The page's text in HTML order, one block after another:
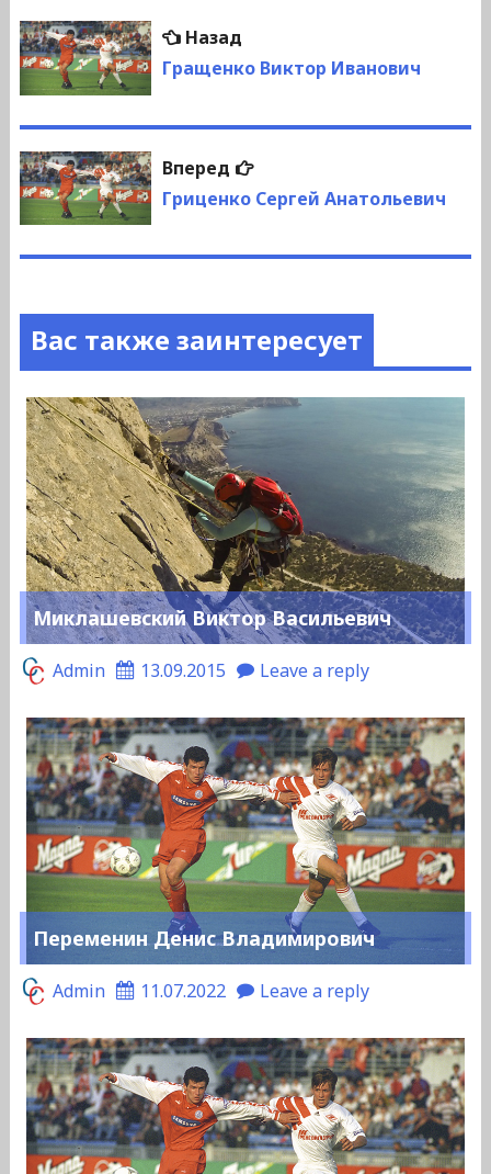
Навигация
по
записям
НазадПредыдущая
запись:
Гращенко Виктор Иванович
Вперед
Следующая
запись:
Гриценко Сергей Анатольевич
Вас также заинтересует
Миклашевский Виктор Васильевич
Admin 13.09.2015 Leave a reply
Переменин Денис Владимирович
Admin 11.07.2022 Leave a reply